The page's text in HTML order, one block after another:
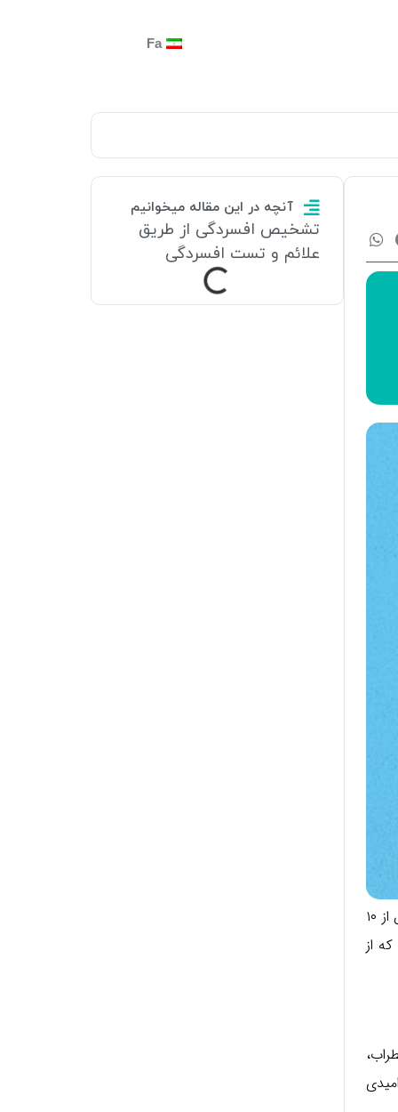
Fa
افسردگی یک بیماری روانی است ر روی خلق و خوی افراد تأثیر می گذارد و بر اساس آمارها، حداقل یک بار در زندگی بیش از ۱۰
از
آنچه در این مقاله میخوانیم
تشخیص افسردگی از طریق
علائم و تست افسردگی